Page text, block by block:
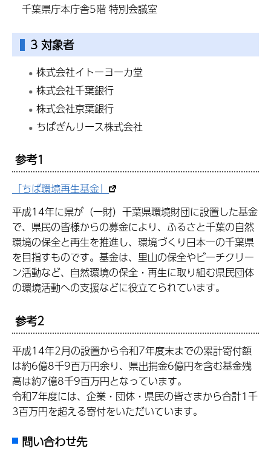
千葉県庁本庁舎5階 特別会議室
3 対象者
株式会社イトーヨーカ堂
株式会社千葉銀行
株式会社京葉銀行
ちばぎんリース株式会社
参考1
「ちば環境再生基金」
平成14年に県が（一財）千葉県環境財団に設置した基金
で、県民の皆様からの募金により、ふるさと千葉の自然
環境の保全と再生を推進し、環境づくり日本一の千葉県
を目指すものです。基金は、里山の保全やビーチクリー
ン活動など、自然環境の保全・再生に取り組む県民団体
の環境活動への支援などに役立てられています。
参考2
平成14年2月の設置から令和7年度末までの累計寄付額
は約6億8千9百万円余り、県出捐金6億円を含む基金残
高は約7億8千9百万円となっています。
令和7年度には、企業・団体・県民の皆さまから合計1千
3百万円を超える寄付をいただいています。
問い合わせ先